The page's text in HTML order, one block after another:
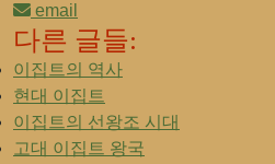
email
다른 글들:
이집트의 역사
현대 이집트
이집트의 선왕조 시대
고대 이집트 왕국